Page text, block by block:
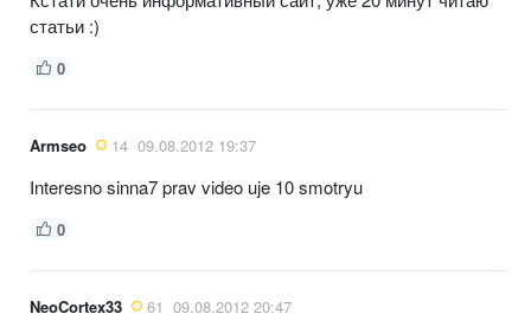
статьи :)
0
Armseo 14 09.08.2012 19:37
Interesno sinna7 prav video uje 10 smotryu
0
NeoCortex33 61 09.08.2012 20:47